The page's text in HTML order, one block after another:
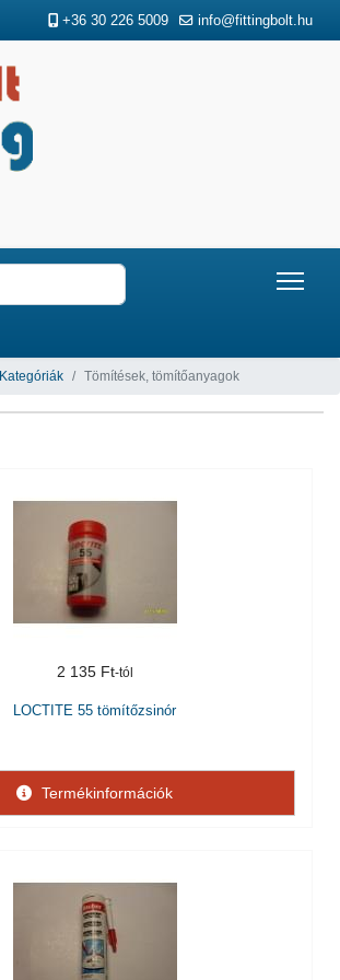
+36 30 226 5009 info@fittingbolt.hu
Kategóriák Tömítések, tömítőanyagok
2 135 Ft
LOCTITE 55 tömítőzsinór
Termékinformációk